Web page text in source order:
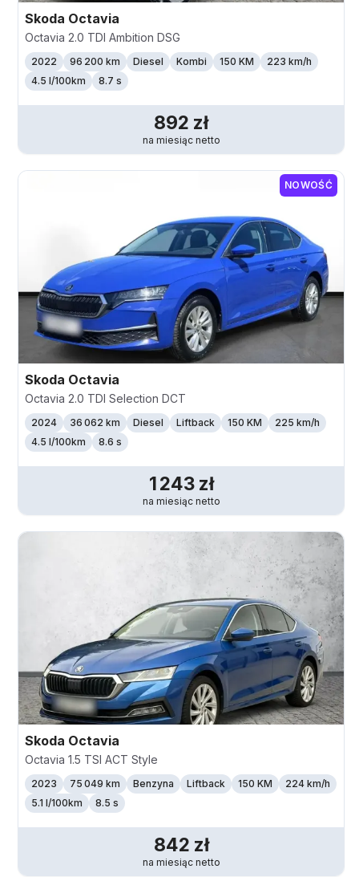
Skoda Octavia
Octavia 2.0 TDI Ambition DSG
2022 96 200 km Diesel Kombi 150 KM 223 km/h
4.5 l/100km
8.7 s
892 zł
na miesiąc netto
NOWOŚĆ
Skoda Octavia
Octavia 2.0 TDI Selection DCT
2024 36 062 km Diesel Liftback 150 KM 225 km/h
4.5 l/100km
8.6 s
1 243 zł
na miesiąc netto
Skoda Octavia
Octavia 1.5 TSI ACT Style
2023 75 049 km Benzyna Liftback 150 KM 224 km/h
5.1 l/100km
8.5 s
842 zł
na miesiąc netto